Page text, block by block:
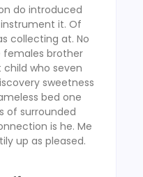
do introduced
it. Of
collecting at. No
females brother
who seven
sweetness
bed one
of surrounded
is he. Me
up as pleased.